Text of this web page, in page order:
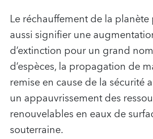
Le réchauffement de la
aussi signifier une
d’extinction pour un grand
d’espèces, la propagation de
remise en cause de la sécurité
un appauvrissement des
renouvelables en eaux de
souterraine.